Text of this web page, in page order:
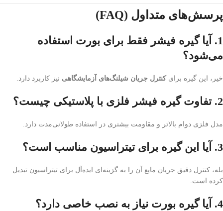
پرسش‌های متداول (FAQ)
1. آیا گیره فیشر فقط برای بورت استفاده
می‌شود؟
خیر، این گیره برای کنترل جریان شیلنگ‌های آزمایشگاهی نیز کاربرد دارد.
2. تفاوت گیره فیشر فلزی با پلاستیکی چیست؟
مدل فلزی دوام بالاتر و مقاومت بیشتری در استفاده طولانی‌مدت دارد.
3. آیا این گیره برای تیتراسیون مناسب است؟
بله، کنترل دقیق جریان مایع آن را به گزینه‌ای ایده‌آل برای تیتراسیون تبدیل
کرده است.
4. آیا گیره بورت نیاز به نصب خاصی دارد؟